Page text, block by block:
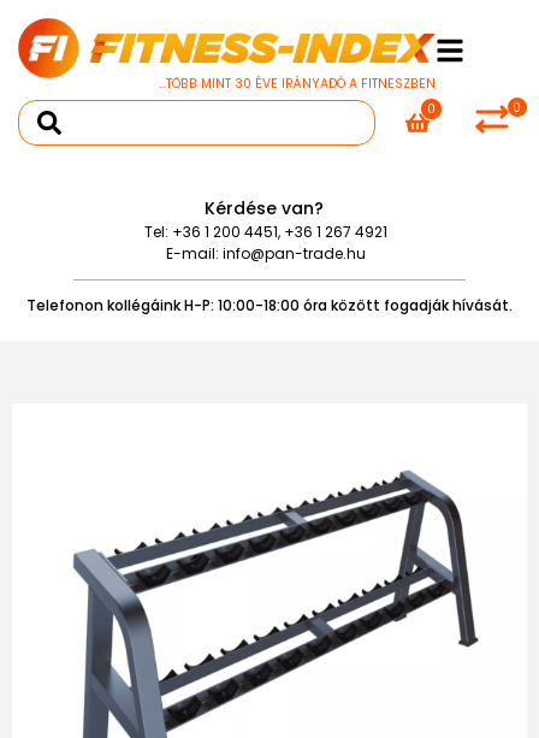
...TÖBB MINT 30 ÉVE IRÁNYADÓ A FITNESZBEN
0
0
Kérdése van?
Tel: +36 1 200 4451, +36 1 267 4921
E-mail: info@pan-trade.hu
Telefonon kollégáink H-P: 10:00-18:00 óra között fogadják hívását.